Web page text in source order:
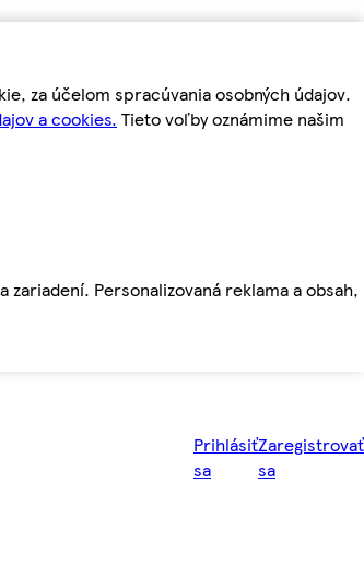
za účelom spracúvania osobných údajov.
a cookies. Tieto voľby oznámime našim
Personalizovaná reklama a obsah,
Prihlásiť
sa
Zaregistrovať
sa